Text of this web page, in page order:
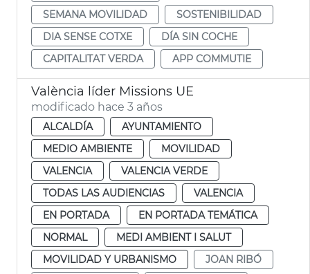
SEMANA MOVILIDAD
SOSTENIBILIDAD
DIA SENSE COTXE
DÍA SIN COCHE
CAPITALITAT VERDA
APP COMMUTIE
València líder Missions UE
modificado hace 3 años
ALCALDÍA
AYUNTAMIENTO
MEDIO AMBIENTE
MOVILIDAD
VALENCIA
VALENCIA VERDE
TODAS LAS AUDIENCIAS
VALENCIA
EN PORTADA
EN PORTADA TEMÁTICA
NORMAL
MEDI AMBIENT I SALUT
MOVILIDAD Y URBANISMO
JOAN RIBÓ